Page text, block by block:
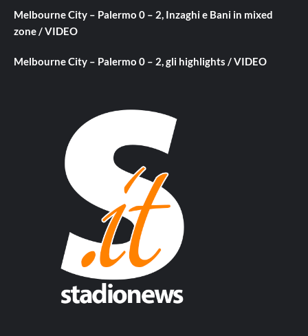
Melbourne City – Palermo 0 – 2, Inzaghi e Bani in mixed
zone / VIDEO
Melbourne City – Palermo 0 – 2, gli highlights / VIDEO